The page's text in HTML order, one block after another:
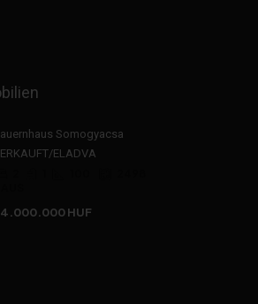
Somogyacsa
ELADVA
HUF